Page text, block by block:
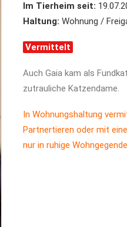
Im Tierheim seit:
Haltung: Wohnung /
Vermittelt
Auch Gaia kam als
zutrauliche Katzendame.
In Wohnungshaltung
Partnertieren oder mit
nur in ruhige